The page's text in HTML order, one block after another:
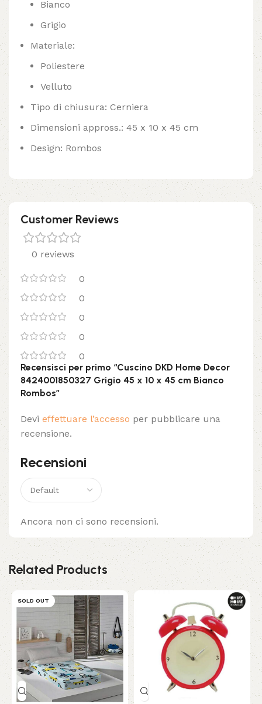
Bianco
Grigio
Materiale:
Poliestere
Velluto
Tipo di chiusura: Cerniera
Dimensioni appross.: 45 x 10 x 45 cm
Design: Rombos
Customer Reviews
0 reviews
0
0
0
0
0
Recensioni
Ancora non ci sono recensioni.
Recensisci per primo “Cuscino DKD Home Decor
8424001850327 Grigio 45 x 10 x 45 cm Bianco
Rombos”
Devi effettuare l’accesso per pubblicare una
recensione.
Related Products
SOLD OUT